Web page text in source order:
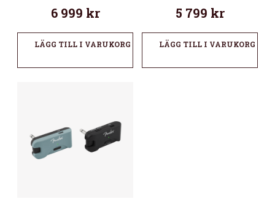
6 999 kr
LÄGG TILL I VARUKORG
5 799 kr
LÄGG TILL I VARUKORG